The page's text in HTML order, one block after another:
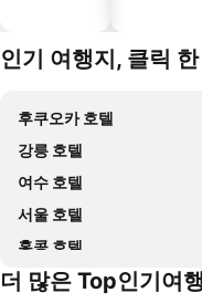
인기 여행지, 클릭
후쿠오카 호텔
강릉 호텔
여수 호텔
서울 호텔
홍콩 호텔
괌 호텔
더 많은 Top인기여